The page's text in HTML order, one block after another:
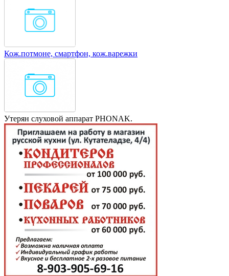
Кож.потмоне, смартфон, кож.варежки
Утерян слуховой аппарат PHONAK.